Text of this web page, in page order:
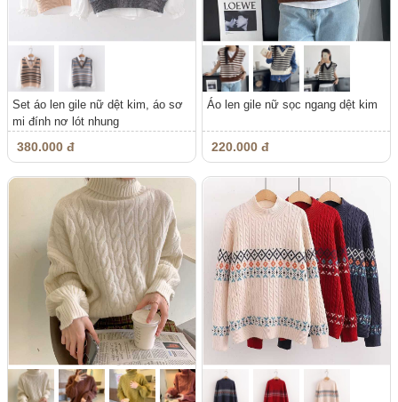
Set áo len gile nữ dệt kim, áo sơ
mi đính nơ lót nhung
380.000 đ
Áo len gile nữ sọc ngang dệt kim
220.000 đ